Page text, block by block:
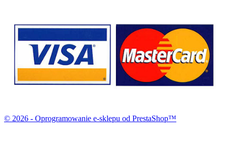
© 2026 - Oprogramowanie e-sklepu od PrestaShop™